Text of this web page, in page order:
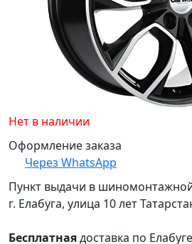
Нет в наличии
Оформление заказа
Через WhatsApp
Пункт выдачи в
г. Елабуга, улица 10 лет
Бесплатнаядоставка по